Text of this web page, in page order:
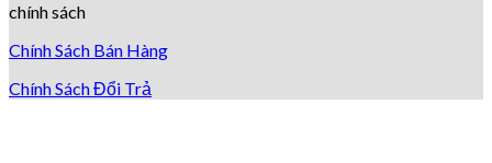
chính sách
Chính Sách Bán Hàng
Chính Sách Đổi Trả